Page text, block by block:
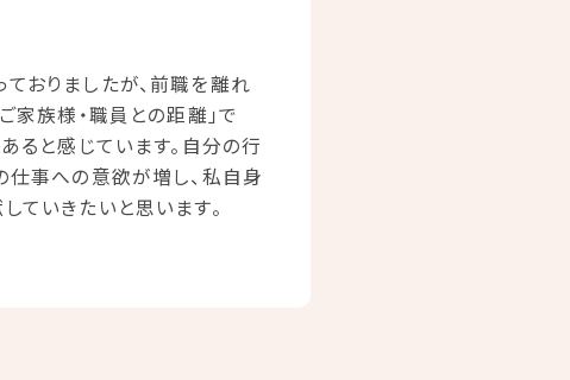
おりましたが、前職を離れ
家族様・職員との距離」で
ると感じています。自分の行
仕事への意欲が増し、私自身
ていきたいと思います。